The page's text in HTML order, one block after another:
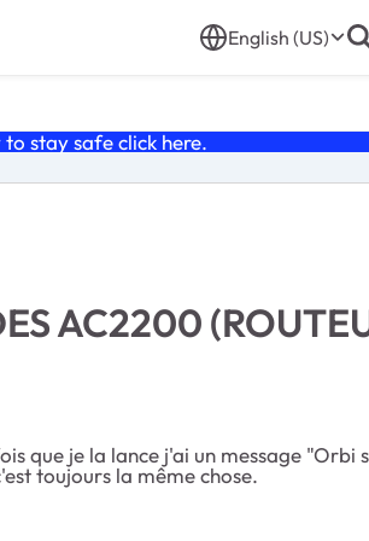
English (US)
stay safe click here.
AC2200
que je la lance j'ai un message "Orbi
toujours la même chose.